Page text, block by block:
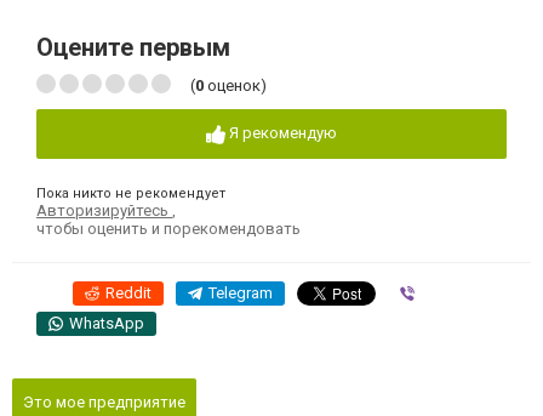
Оцените первым
(0 оценок)
Я рекомендую
Пока никто не рекомендует
Авторизируйтесь
чтобы оценить и порекомендовать
Reddit Telegram
WhatsApp
Это мое предприятие